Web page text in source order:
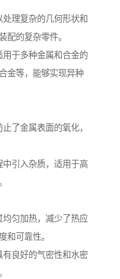
理复杂的几何形状和
配的复杂零件。
于多种金属和合金的
金等，能够实现异种
了金属表面的氧化，
引入杂质，适用于高
匀加热，减少了热应
和可靠性。
良好的气密性和水密